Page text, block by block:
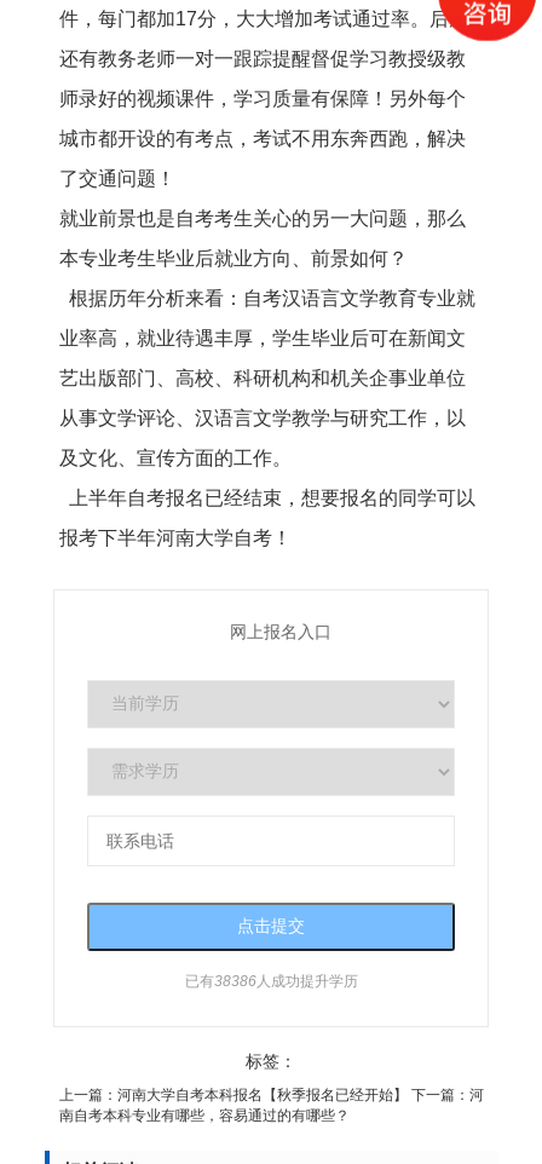
件，每门都加17分，大大增加考试通过率。后期
还有教务老师一对一跟踪提醒督促学习教授级教
师录好的视频课件，学习质量有保障！另外每个
城市都开设的有考点，考试不用东奔西跑，解决
了交通问题！
就业前景也是自考考生关心的另一大问题，那么
本专业考生毕业后就业方向、前景如何？
根据历年分析来看：自考汉语言文学教育专业就
业率高，就业待遇丰厚，学生毕业后可在新闻文
艺出版部门、高校、科研机构和机关企事业单位
从事文学评论、汉语言文学教学与研究工作，以
及文化、宣传方面的工作。
上半年自考报名已经结束，想要报名的同学可以
报考下半年河南大学自考！
网上报名入口
已有38386人成功提升学历
标签：
上一篇： 河南大学自考本科报名【秋季报名已经开始】 下一篇： 河
南自考本科专业有哪些，容易通过的有哪些？